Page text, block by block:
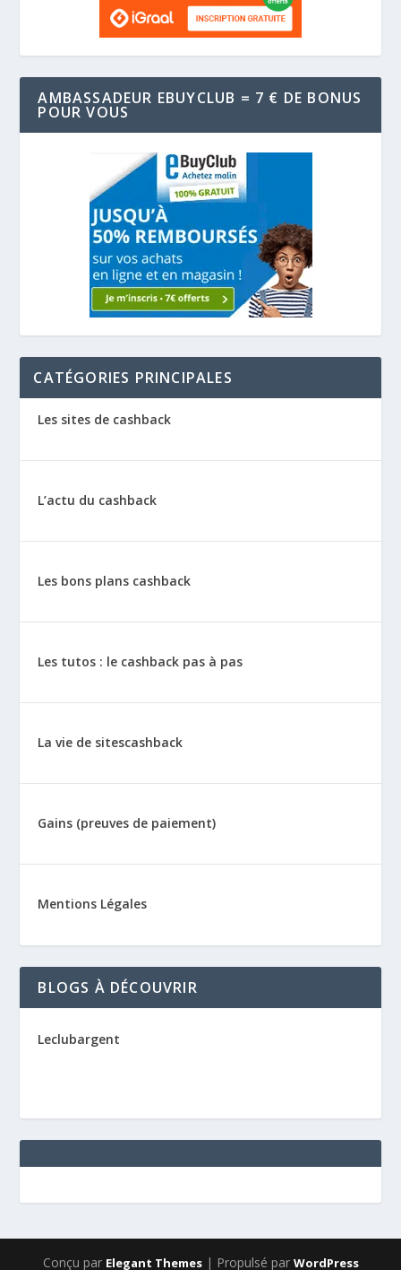
AMBASSADEUR EBUYCLUB = 7 € DE BONUS
POUR VOUS
CATÉGORIES PRINCIPALES
Les sites de cashback
L’actu du cashback
Les bons plans cashback
Les tutos : le cashback pas à pas
La vie de sitescashback
Gains (preuves de paiement)
Mentions Légales
BLOGS À DÉCOUVRIR
Leclubargent
Conçu par Elegant Themes| Propulsé par WordPress